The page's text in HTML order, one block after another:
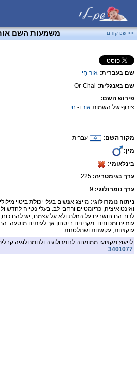
<< שם קודם משמעות השם
שם בעברית: אוֹר-חַי
שם באנגלית: Or-Chai
פירוש השם:
צירוף של השמות אור ו- חי.
מקור השם:
עברית
מין:
בינלאומי:
ערך בגימטריה:
ערך נומרולוגי: 9
ניתוח נומרולוגי: מייצג אנשים בעלי יכולת ביטוי
ואינטואיציה, כריזמטיים ורחבי לב. בעלי נטייה לחדש
לרוב הם חושבים על הזולת ולא על עצמם, יש להם
עוזרים ומכוונים. מקרינים ביטחון אך לעיתים מוטעה.
עוקצנות, עקשנות ושתלטנות.
לייעוץ מקצועי ממומחה לנומרולוגיה ולנומרולוגיה
3401077
.